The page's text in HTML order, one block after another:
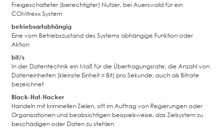
Freigeschalteter (berechtigter) Nutzer, bei Auerswald für ein
COMtrexx System
betriebsartabhängig
Eine vom Betriebszustand des Systems abhängige Funktion oder
Aktion
bit/s
In der Datentechnik ein Maß für die Übertragungsrate; die Anzahl von
Dateneinheiten (kleinste Einheit = Bit) pro Sekunde, auch als Bitrate
bezeichnet
Black-Hat-Hacker
Handeln mit kriminellen Zielen, oft im Auftrag von Regierungen oder
Organisationen und beabsichtigen beispielsweise, das Zielsystem zu
beschädigen oder Daten zu stehlen